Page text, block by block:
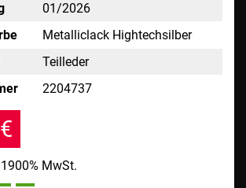
01/2026
Metalliclack Hightechsilber
Teilleder
2204737
1900% MwSt.